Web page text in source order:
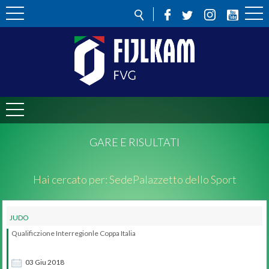
GARE E RISULTATI
Hai cercato per:SedePalazzetto dello Sport
JUDO
03 Giu 2018
Qualificzione Interregionle Coppa Italia